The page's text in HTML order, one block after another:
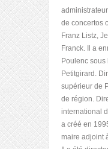
de concertos
Franz Listz,
Franck. Il a
Poulenc
Petitgirard.
supérieur de
de région.
international
a créé en
maire adjoint